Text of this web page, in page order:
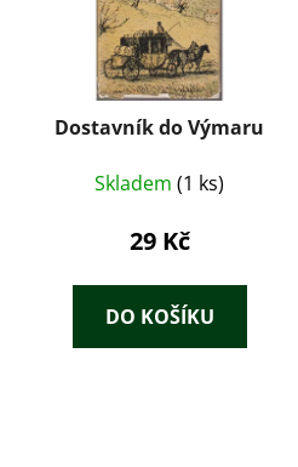
Dostavník do Výmaru
Skladem (1 ks)
29 Kč
DO KOŠÍKU